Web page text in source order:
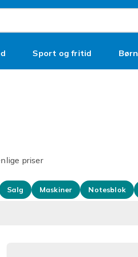
Sport og fritid Børn
priser
Salg Maskiner Notesblok